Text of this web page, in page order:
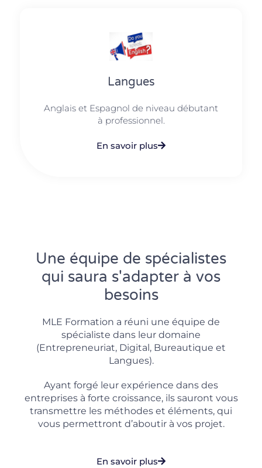
Langues
Anglais et Espagnol de niveau débutant
à professionnel.
En savoir plus
Une équipe de spécialistes
qui saura s'adapter à vos
besoins
MLE Formation a réuni une équipe de
spécialiste dans leur domaine
(Entrepreneuriat, Digital, Bureautique et
Langues).
Ayant forgé leur expérience dans des
entreprises à forte croissance, ils sauront vous
transmettre les méthodes et éléments, qui
vous permettront d’aboutir à vos projet.
En savoir plus